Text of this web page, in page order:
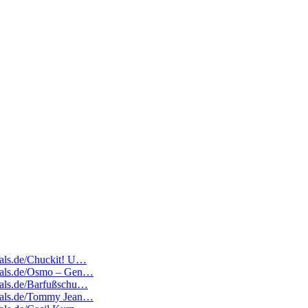
Chuckit! U…
Osmo – Gen…
Barfußschu…
Tommy Jean…